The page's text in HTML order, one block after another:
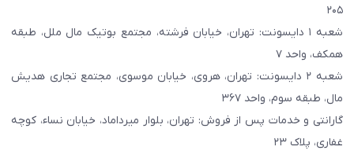
۲۰۵
شعبه ۱ دایسونت: تهران، خیابان فرشته، مجتمع بوتیک مال ملل، طبقه
همکف، واحد ۷
شعبه ۲ دایسونت: تهران، هروی، خیابان موسوی، مجتمع تجاری هدیش
مال، طبقه سوم، واحد ۳۶۷
گارانتی و خدمات پس از فروش: تهران، بلوار میرداماد، خیابان نساء، کوچه
غفاری، پلاک ۲۳